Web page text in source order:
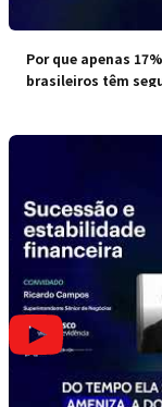
Por que apenas
brasileiros têm